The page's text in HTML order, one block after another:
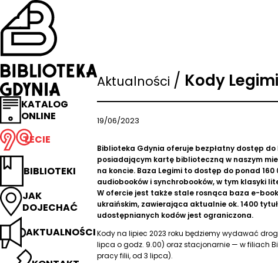
Przejdź
na
stronę
główną
Biblioteka
Gdynia
KATALOG
ONLINE
LECIE
BIBLIOTEKI
JAK
DOJECHAĆ
AKTUALNOŚCI
Aktualności / Kody
19/06/2023
Biblioteka Gdynia oferuje bezpłatny dostęp do
posiadającym kartę biblioteczną w naszym
na koncie. Baza Legimi to dostęp do ponad 160
audiobooków i synchrobooków, w tym klasyki
W ofercie jest także stale rosnąca baza e-
ukraińskim, zawierająca aktualnie ok. 1400
udostępnianych kodów jest ograniczona.
Kody na lipiec 2023 roku będziemy wydawać
lipca o godz. 9.00) oraz stacjonarnie — w filiach
pracy filii, od 3 lipca).